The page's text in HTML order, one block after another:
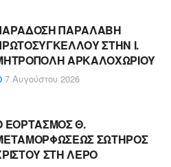
ΠΑΡΑΛΑΒΗ
ΣΤΗΝ Ι.
ΑΡΚΑΛΟΧΩΡΙΟΥ
7 Αυγούστου 2026
ΕΟΡΤΑΣΜΟΣ Θ.
ΣΩΤΗΡΟΣ
ΣΤΗ ΛΕΡΟ